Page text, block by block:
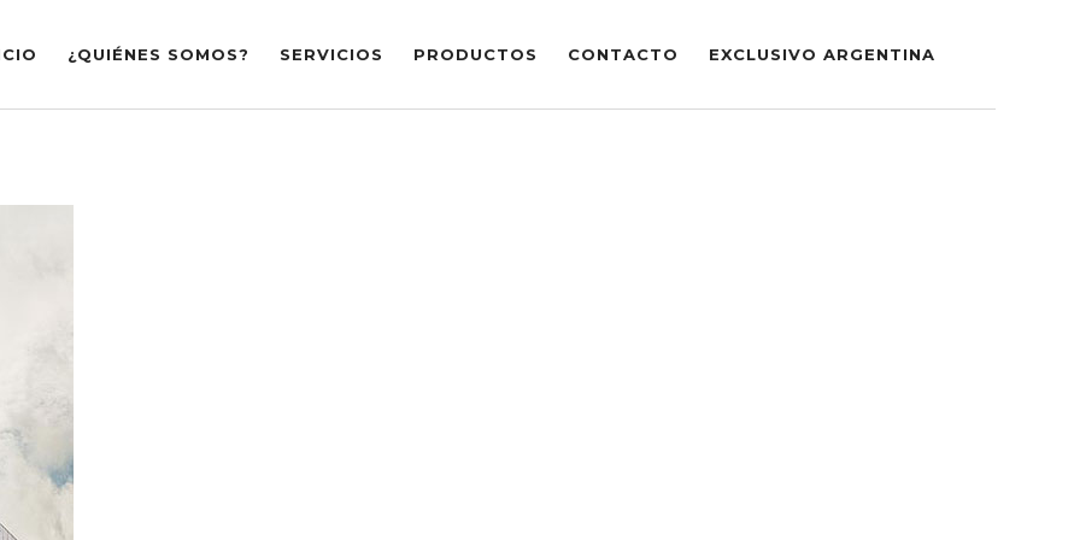
¿QUIÉNES SOMOS? SERVICIOS PRODUCTOS CONTACTO EXCLUSIVO ARGENTINA